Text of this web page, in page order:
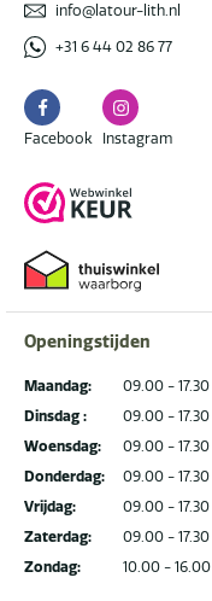
info@latour-lith.nl
+31 6 44 02 86 77
Facebook
Facebook
Instagram
Instagram
Openingstijden
Maandag:
Dinsdag :
Woensdag:
Donderdag:
Vrijdag:
Zaterdag:
Zondag:
09.00 - 17.30
09.00 - 17.30
09.00 - 17.30
09.00 - 17.30
09.00 - 17.30
09.00 - 17.30
10.00 - 16.00